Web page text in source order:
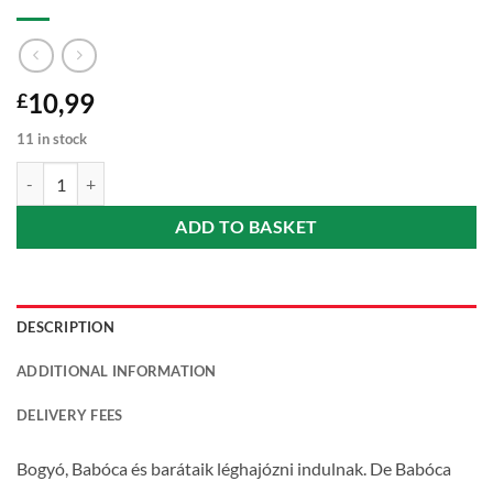
£10,99
11 in stock
ADD TO BASKET
DESCRIPTION
ADDITIONAL INFORMATION
DELIVERY FEES
Bogyó, Babóca és barátaik léghajózni indulnak. De Babóca